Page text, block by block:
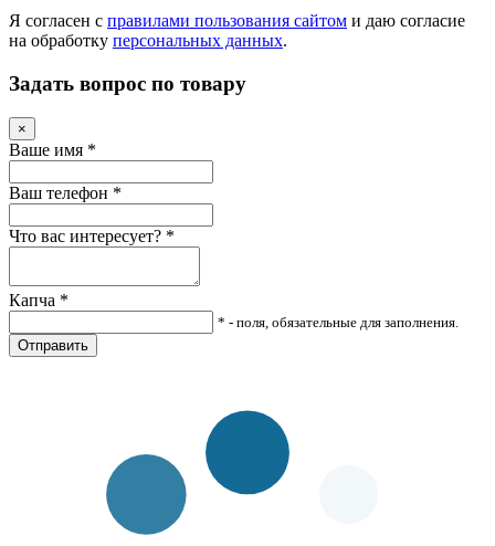
Я согласен с правилами пользования сайтом и даю согласие
на обработку персональных данных.
Задать вопрос по товару
×
Ваше имя *
Ваш телефон *
Что вас интересует? *
Капча *
* - поля, обязательные для заполнения.
Отправить